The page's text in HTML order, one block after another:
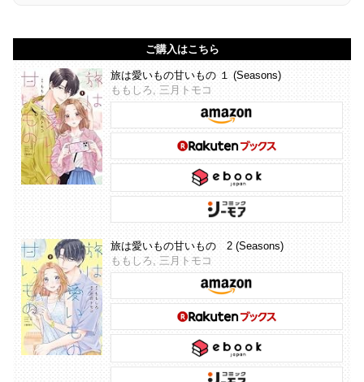
ご購入はこちら
旅は愛いもの甘いもの １ (Seasons)
ももしろ, 三月トモコ
旅は愛いもの甘いもの 2 (Seasons)
ももしろ, 三月トモコ